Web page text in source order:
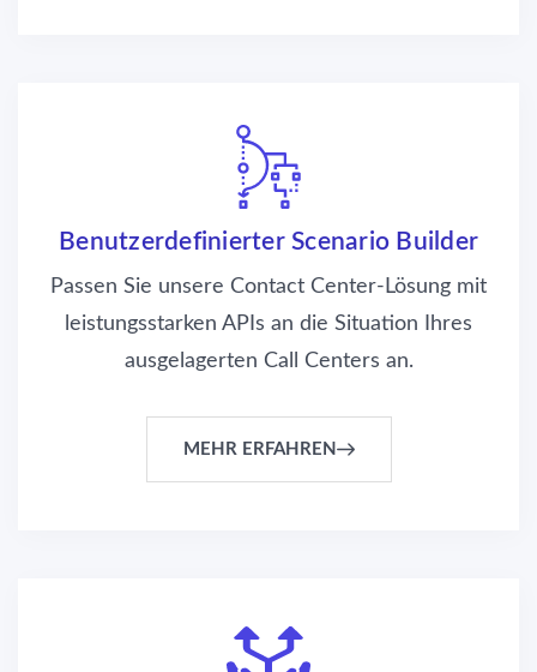
Benutzerdefinierter Scenario Builder
Passen Sie unsere Contact Center-Lösung mit
leistungsstarken APIs an die Situation Ihres
ausgelagerten Call Centers an.
MEHR ERFAHREN